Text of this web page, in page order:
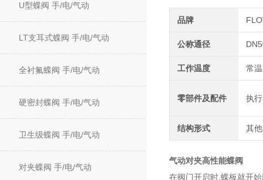
U型蝶阀 手/电/气动
LT支耳式蝶阀 手/电/气动
全衬氟蝶阀 手/电/气动
硬密封蝶阀 手/电/气动
卫生级蝶阀 手/电/气动
对夹蝶阀 手/电/气动
品牌
公称通径
工作温度 常温
零部件及配件 执
结构形式 其他
气动对夹高性能蝶阀
在阀门开启时,蝶板就开